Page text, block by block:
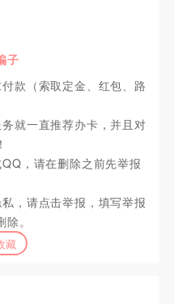
子
款（索取定金、红包、路
就一直推荐办卡，并且对
，请在删除之前先举报
，请点击举报，填写举报
。
藏